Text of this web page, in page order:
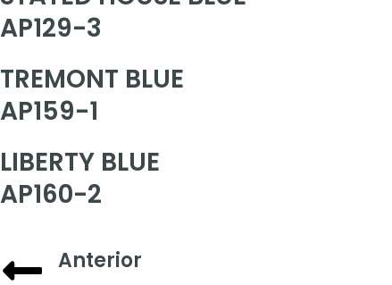
AP129-3
TREMONT BLUE
AP159-1
LIBERTY BLUE
AP160-2
Anterior